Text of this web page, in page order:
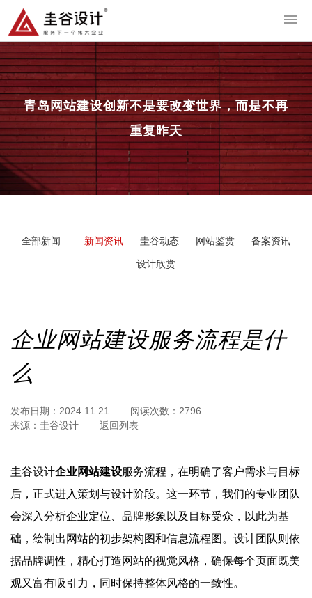
青岛网站建设创新不是要改变世界，而是不再
重复昨天
全部新闻 新闻资讯 圭谷动态 网站鉴赏 备案资讯
设计欣赏
企业网站建设服务流程是什
么
发布日期： 2024.11.21 阅读次数： 2796
来源： 圭谷设计 返回列表
圭谷设计企业网站建设服务流程，在明确了客户需求与目标
后，正式进入策划与设计阶段。这一环节，我们的专业团队
会深入分析企业定位、品牌形象以及目标受众，以此为基
础，绘制出网站的初步架构图和信息流程图。设计团队则依
据品牌调性，精心打造网站的视觉风格，确保每个页面既美
观又富有吸引力，同时保持整体风格的一致性。